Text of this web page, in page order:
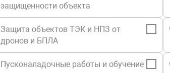
защищенности объекта
Защита объектов ТЭК и НПЗ от
дронов и БПЛА
Пусконаладочные работы и обучение